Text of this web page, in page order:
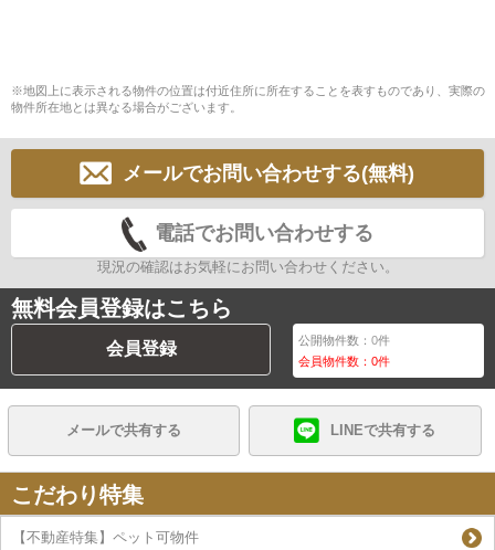
※地図上に表示される物件の位置は付近住所に所在することを表すものであり、実際の
物件所在地とは異なる場合がございます。
メールでお問い合わせする(無料)
電話でお問い合わせする
現況の確認はお気軽にお問い合わせください。
無料会員登録はこちら
会員登録 公開物件数：0件
会員物件数：0件
メールで共有する LINEで共有する
こだわり特集
【不動産特集】ペット可物件